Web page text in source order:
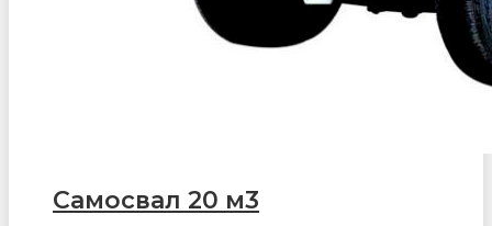
Самосвал 20 м3